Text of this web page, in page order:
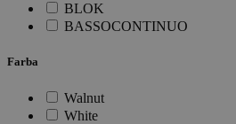
BLOK
BASSOCONTINUO
Farba
Walnut
White